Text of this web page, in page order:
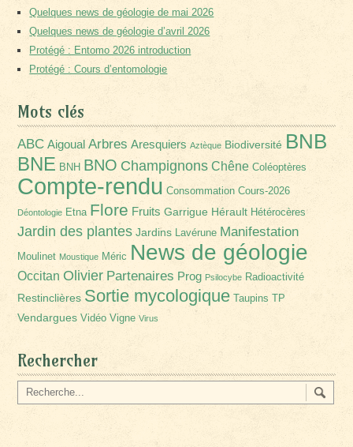
Quelques news de géologie de mai 2026
Quelques news de géologie d’avril 2026
Protégé : Entomo 2026 introduction
Protégé : Cours d’entomologie
Mots clés
ABC Aigoual Arbres Aresquiers Aztèque Biodiversité BNB
BNE BNH BNO Champignons Chêne Coléoptères
Compte-rendu Consommation Cours-2026
Déontologie Etna Flore Fruits Garrigue Hérault Hétérocères
Jardin des plantes Jardins Lavérune Manifestation
Moulinet Moustique Méric News de géologie
Occitan Olivier Partenaires Prog Psilocybe Radioactivité
Restinclières Sortie mycologique Taupins TP
Vendargues Vidéo Vigne Virus
Rechercher